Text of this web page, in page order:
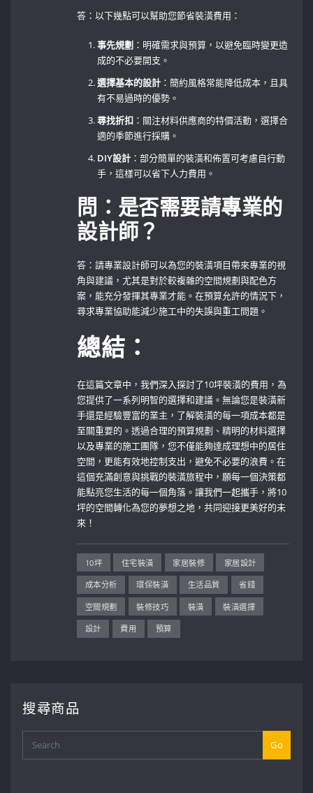
答：以下幾點可以幫助您節省裝潢費用：
事先規劃 ：明確需求與預算，以避免臨時變更造
成的不必要開支。
選擇基本的設計 ：簡約風格常能降低成本，且具
有不易過時的優勢。 ‍
尋找折扣 ：關注材料供應商的特價活動，選擇合
適的季節進行採購。
DIY設計 ：部分簡單的裝潢和佈置可考慮自行動
手，這樣可以省下人力費用。
問：是否需要請專業的
設計師？
答：請專業設計師可以為您的裝潢項目帶來專業的視
角與建議，尤其是對於較複雜的空間規劃與配色方
案，能充分發揮其專業才能。在預算允許的情況下，
尋求專業協助能減少施工中的失誤與重工問題。
總結：
在這篇文章中，我們深入探討了10坪裝潢的費用，為
您提供了一系列明智的選擇和建議。無論您是裝潢新
手還是經驗豐富的業主，了解裝潢的每一項成本都是
至關重要的。透過合理的預算規劃、精明的材料選擇
以及專業的施工團隊，您不僅能夠達成理想中的居住
空間，更能有效地控制支出，避免不必要的浪費。在
這個充滿創意與挑戰的裝潢旅程中，願每一個決策都
能點亮您生活的每一個角落。讓我們一起攜手，將10
坪的空間轉化為您的夢想之地，共同迎接更美好的未
來！
10坪 住宅裝潢 家居裝修 家居設計
成本分析 環保裝潢 生活品質 省錢
空間規劃 裝修技巧 裝潢 裝潢選擇
設計 費用 預算
搜尋商品
Go